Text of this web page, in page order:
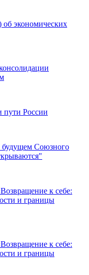
экономических
пути России
будущем Союзного
к себе:
и границы
к себе:
и границы